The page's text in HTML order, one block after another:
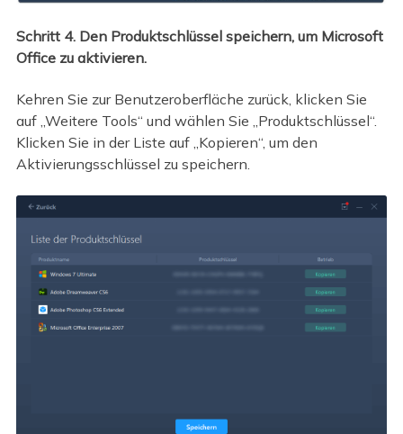
Schritt 4. Den Produktschlüssel speichern, um Microsoft
Office zu aktivieren.
Kehren Sie zur Benutzeroberfläche zurück, klicken Sie
auf „Weitere Tools“ und wählen Sie „Produktschlüssel“.
Klicken Sie in der Liste auf „Kopieren“, um den
Aktivierungsschlüssel zu speichern.